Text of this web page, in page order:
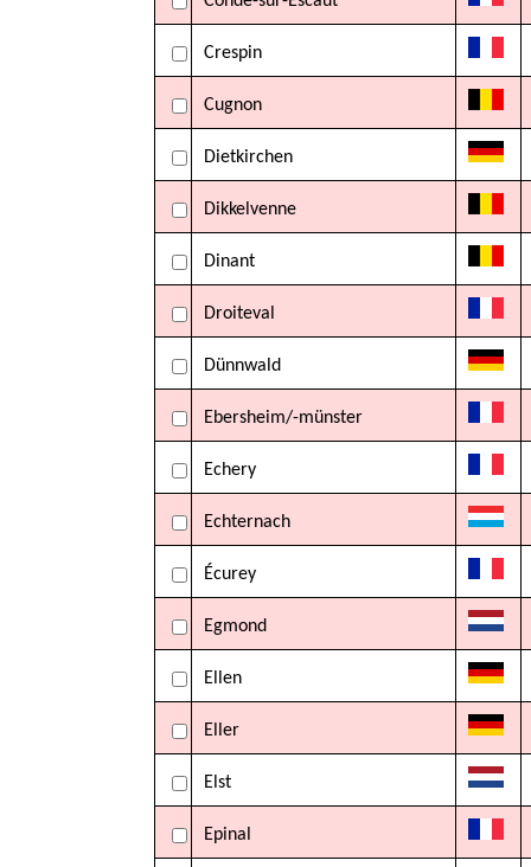
Crespin
Cugnon
Dietkirchen
Dikkelvenne
Dinant
Droiteval
Dünnwald
Ebersheim/-münster
Echery
Echternach
Écurey
Egmond
Ellen
Eller
Elst
Epinal